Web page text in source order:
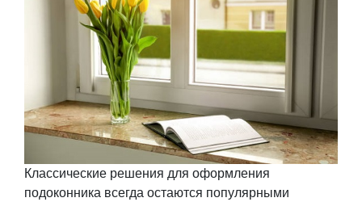
Классические решения для оформления
подоконника всегда остаются популярными